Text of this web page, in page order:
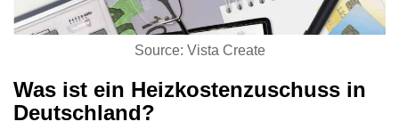
Source: Vista Create
Was ist ein Heizkostenzuschuss in
Deutschland?